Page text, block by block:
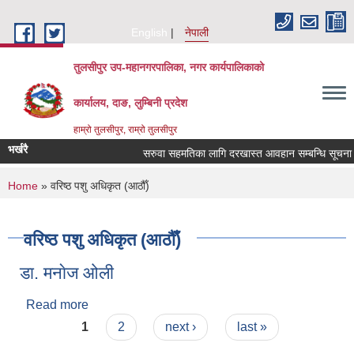
English
नेपाली
तुलसीपुर उप-महानगरपालिका, नगर कार्यपालिकाको
कार्यालय, दाङ, लुम्बिनी प्रदेश
हाम्रो तुलसीपुर, राम्रो तुलसीपुर
भर्खरै सरुवा सहमतिका लागि दरखास्त आवहान सम्बन्धि सूचना
You are here
Home » वरिष्ठ पशु अधिकृत (आठौँ)
वरिष्ठ पशु अधिकृत (आठौँ)
डा. मनाेज ‌‍‍‌‌‌ओली
Read more
Pages
1 2 next › last »